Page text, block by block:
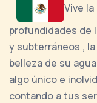
Vive
profundidades de
y subterráneos ,
belleza de su
algo único e
contando a tus